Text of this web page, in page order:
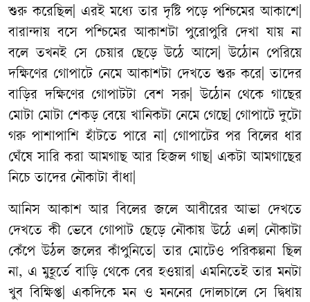
শুরু করেছিল| এরই মধ্যে তার দৃষ্টি পড়ে পশ্চিমের আকাশে
বারান্দায় বসে পশ্চিমের আকাশটা পুরোপুরি দেখা যায় না
বলে তখনই সে চেয়ার ছেড়ে উঠে আসে |উঠোন পেরিয়ে
দক্ষিণের গোপাটে নেমে আকাশটা দেখতে শুরু করে |তাদের
বাড়ির দক্ষিণের গোপাটটা বেশ সরু|উঠোন থেকে গাছের
মোটা মোটা শেকড় বেয়ে খানিকটা নেমে গেছে| গোপাটে দুটো
গরু পাশাপাশি হাঁটতে পারে না| গোপাটের পর বিলের ধার
ঘেঁষে সারি করা আমগাছ আর হিজল গাছ একটা আমগাছের
নিচে তাদের নৌকাটা বাঁধা
আনিস আকাশ আর বিলের জলে আবীরের আভা দেখতে
দেখতে কী ভেবে গোপাট ছেড়ে নৌকায় উঠে এল| নৌকাটা
কেঁপে উঠল জলের কাঁপুনিতে |তার মোটেও পরিকল্পনা ছিল
না, এ মুহূর্তে বাড়ি থেকে বের হওয়ার এমনিতেই তার মনটা
খুব বিক্ষিপ্ত একদিকে মন ও মননের দোলচালে সে দ্বিধায়